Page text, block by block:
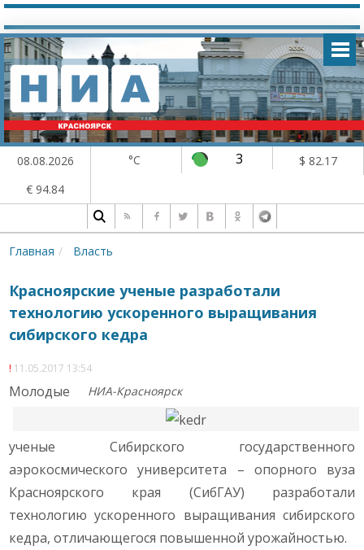
08.08.2026 °C 3
$ 82.17
€ 94.84
Главная Власть
Красноярские ученые разработали
технологию ускоренного выращивания
сибирского кедра
11.05.2017 13:54
НИА-Красноярск
Молодые
ученые Сибирского государственного
аэрокосмического университета – опорного вуза
Красноярского края (СибГАУ) разработали
технологию ускоренного выращивания сибирского
кедра, отличающегося повышенной урожайностью.